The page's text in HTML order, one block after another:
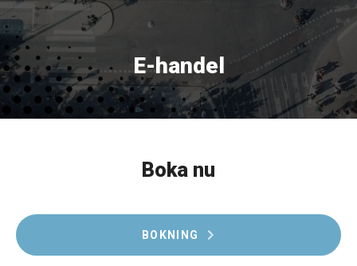
E-handel
Boka nu
BOKNING